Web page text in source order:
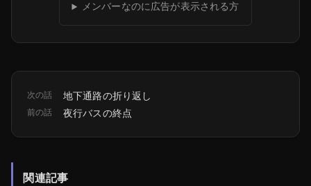
メンバーなのに広告が表示される方
次の話 地下通路の折り返し
前の話 夜行バスの終点
関連記事